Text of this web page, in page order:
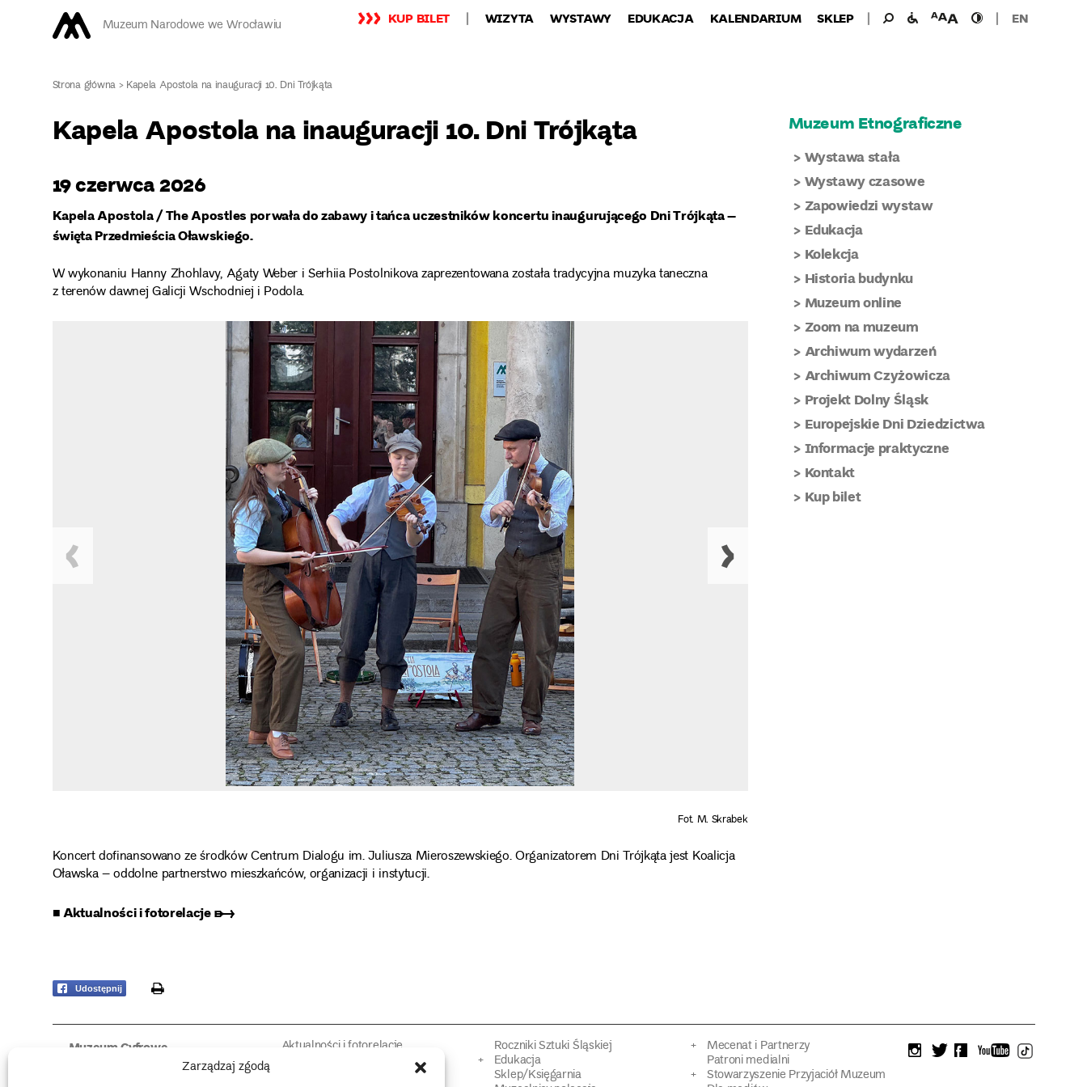
Zarządzaj zgodą
Muzeum Narodowe we Wrocławiu KUP BILET WIZYTA WYSTAWY EDUKACJA KALENDARIUM SKLEP Wyszukaj
Wyszukiwanie
dla:
udogodnieniawielkość
czcionki
wysoki
kontrast
EN
Strona główna>Kapela Apostola na inauguracji 10. Dni Trójkąta
Kapela Apostola na inauguracji 10. Dni Trójkąta
19 czerwca 2026
Kapela Apostola / The Apostles porwała do zabawy i tańca uczestników koncertu inaugurującego Dni Trójkąta –
święta Przedmieścia Oławskiego.
W wykonaniu Hanny Zhohlavy, Agaty Weber i Serhiia Postolnikova zaprezentowana została tradycyjna muzyka taneczna
z terenów dawnej Galicji Wschodniej i Podola.
Fot. M. Skrabek
Koncert dofinansowano ze środków Centrum Dialogu im. Juliusza Mieroszewskiego. Organizatorem Dni Trójkąta jest Koalicja
Oławska – oddolne partnerstwo mieszkańców, organizacji i instytucji.
■ Aktualności i fotorelacje ➸
Udostępnij print
Muzeum Etnograficzne
Wystawa stała
Wystawy czasowe
Zapowiedzi wystaw
Edukacja
Kolekcja
Historia budynku
Muzeum online
Zoom na muzeum
Archiwum wydarzeń
Archiwum Czyżowicza
Projekt Dolny Śląsk
Europejskie Dni Dziedzictwa
Informacje praktyczne
Kontakt
Kup bilet
Muzeum Cyfrowe Aktualności i fotorelacje Roczniki Sztuki Śląskiej
Edukacja
Sklep/Księgarnia
Mecenat i Partnerzy
Patroni medialni
Stowarzyszenie Przyjaciół Muzeum
instagram
twitterfacebookyoutube
tiktok